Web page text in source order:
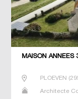
MAISON ANNEES
PLOEVEN (
Architecte